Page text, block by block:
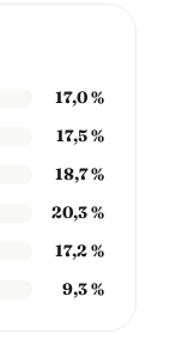
17,0 %
17,5 %
18,7 %
20,3 %
17,2 %
9,3 %